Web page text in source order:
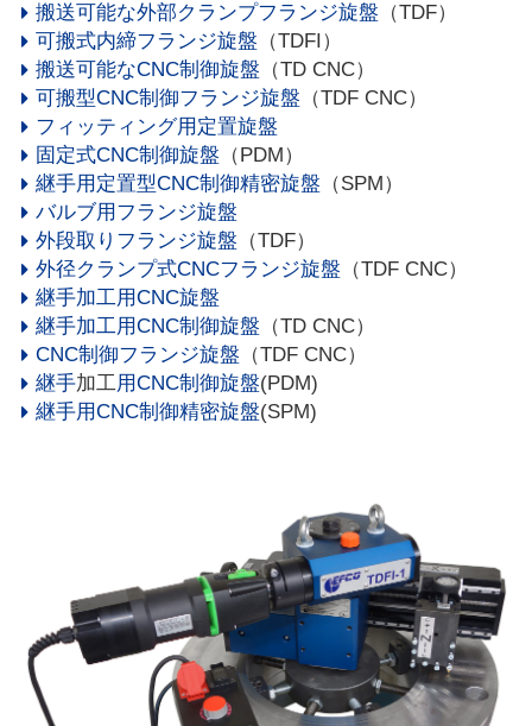
搬送可能な外部クランプフランジ旋盤 （TDF）
可搬式内締フランジ旋盤 （TDFI）
搬送可能なCNC制御旋盤 （TD CNC）
可搬型CNC制御フランジ旋盤 （TDF CNC）
フィッティング用定置旋盤
固定式CNC制御旋盤 （PDM）
継手用定置型CNC制御精密旋盤 （SPM）
バルブ用フランジ旋盤
外段取りフランジ旋盤 （TDF）
外径クランプ式CNCフランジ旋盤 （TDF CNC）
継手加工用CNC旋盤
継手加工用CNC制御旋盤 （TD CNC）
CNC制御フランジ旋盤 （TDF CNC）
継手加工用CNC制御旋盤(PDM)
継手用CNC制御精密旋盤(SPM)